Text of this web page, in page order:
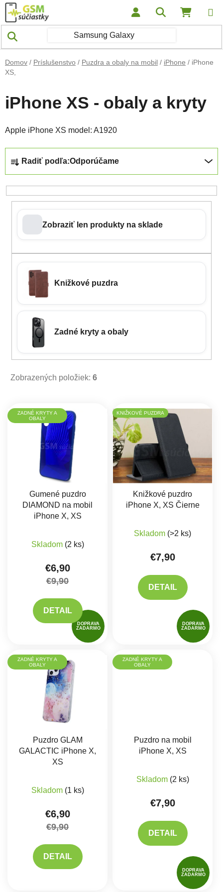
Prejsť na obsah Hľadať
Domov / Príslušenstvo / Puzdra a obaly na mobil / iPhone / iPhone
XS,
iPhone XS - obaly a kryty
Apple iPhone XS model: A1920
Radiť podľa:Odporúčame
Zobraziť len produkty na sklade
Knižkové puzdra
Zadné kryty a obaly
Zobrazených položiek: 6
Výpis produktov
ZADNÉ KRYTY A
OBALY
DOPRAVA
ZADARMO
Gumené puzdro
DIAMOND na mobil
iPhone X, XS
Skladom (2 ks)
€6,90
€9,90
DETAIL
KNIŽKOVÉ PUZDRA
DOPRAVA
ZADARMO
Knižkové puzdro
iPhone X, XS Čierne
Skladom (>2 ks)
€7,90
DETAIL
ZADNÉ KRYTY A
OBALY
Puzdro GLAM
GALACTIC iPhone X,
XS
Skladom (1 ks)
€6,90
€9,90
DETAIL
ZADNÉ KRYTY A
OBALY
DOPRAVA
ZADARMO
Puzdro na mobil
iPhone X, XS
Skladom (2 ks)
€7,90
DETAIL